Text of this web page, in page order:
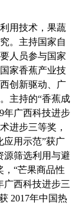
用技术，果蔬
。主持国家自
人员参与国家
家香蕉产业技
创新驱动、广
主持的“香蕉成
年广西科技进步
进步三等奖，
应用示范”获广
源筛选利用与避
，“芒果商品性
广西科技进步三
2017年中国热